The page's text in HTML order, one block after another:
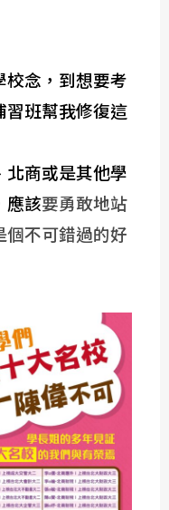
念，到想要考
習班幫我修復這
商或是其他學
應該要勇敢地站
個不可錯過的好